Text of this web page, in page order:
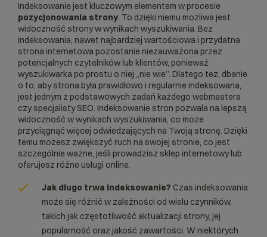
Indeksowanie jest kluczowym elementem w procesie
pozycjonowania strony. To dzięki niemu możliwa jest
widoczność strony w wynikach wyszukiwania. Bez
indeksowania, nawet najbardziej wartościowa i przydatna
strona internetowa pozostanie niezauważona przez
potencjalnych czytelników lub klientów, ponieważ
wyszukiwarka po prostu o niej „nie wie”. Dlatego też, dbanie
o to, aby strona była prawidłowo i regularnie indeksowana,
jest jednym z podstawowych zadań każdego webmastera
czy specjalistySEO. Indeksowanie stron pozwala na lepszą
widoczność w wynikach wyszukiwania, co może
przyciągnąć więcej odwiedzających na Twoją stronę. Dzięki
temu możesz zwiększyć ruch na swojej stronie, co jest
szczególnie ważne, jeśli prowadzisz sklep internetowylub
oferujesz różne usługi online.
Jak długo trwa indeksowanie? Czas indeksowania
może się różnić w zależności od wielu czynników,
takich jak częstotliwość aktualizacji strony, jej
popularność oraz jakość zawartości. W niektórych